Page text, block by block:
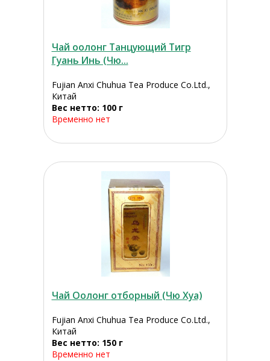
Чай оолонг Танцующий Тигр
Гуань Инь (Чю...
Fujian Anxi Chuhua Tea Produce Co.Ltd.,
Китай
Вес нетто: 100 г
Временно нет
Чай Оолонг отборный (Чю Хуа)
Fujian Anxi Chuhua Tea Produce Co.Ltd.,
Китай
Вес нетто: 150 г
Временно нет